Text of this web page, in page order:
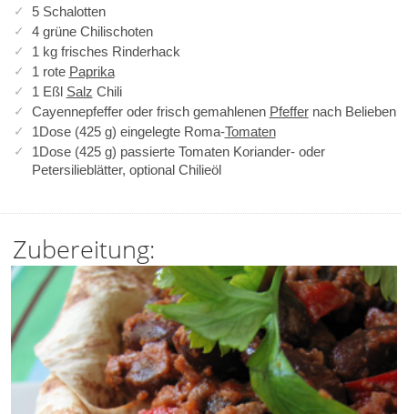
5 Schalotten
4 grüne Chilischoten
1 kg frisches Rinderhack
1 rote Paprika
1 Eßl Salz Chili
Cayennepfeffer oder frisch gemahlenen Pfeffernach Belieben
1Dose (425 g) eingelegte Roma-Tomaten
1Dose (425 g) passierte Tomaten Koriander- oder
Petersilieblätter, optional Chilieöl
Zubereitung: